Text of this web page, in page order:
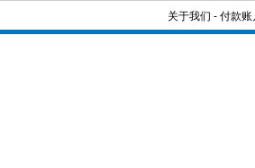
关于我们 - 付款账